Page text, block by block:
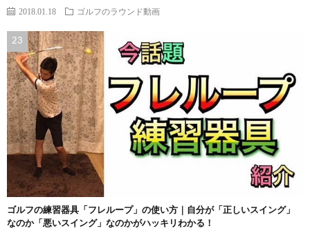
2018.01.18 ゴルフのラウンド動画
ゴルフの練習器具「フレループ」の使い方｜自分が「正しいスイング」
なのか「悪いスイング」なのかがハッキリわかる！